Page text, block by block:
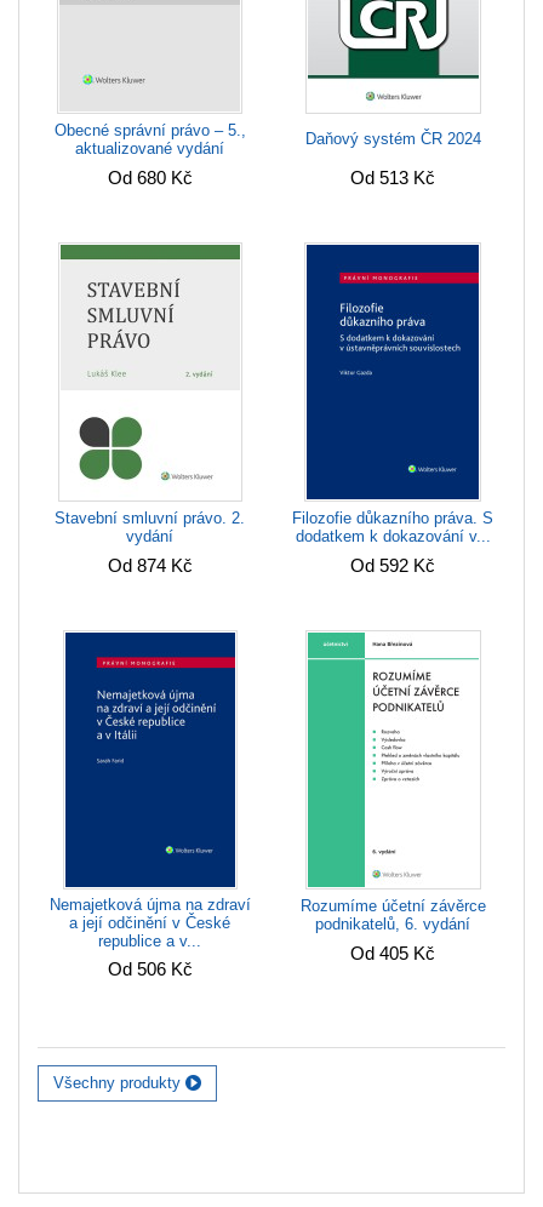
Obecné správní právo – 5.,
aktualizované vydání
Od 680 Kč
Daňový systém ČR 2024
Od 513 Kč
Stavební smluvní právo. 2.
vydání
Od 874 Kč
Filozofie důkazního práva. S
dodatkem k dokazování v...
Od 592 Kč
Nemajetková újma na zdraví
a její odčinění v České
republice a v...
Od 506 Kč
Rozumíme účetní závěrce
podnikatelů, 6. vydání
Od 405 Kč
Všechny produkty